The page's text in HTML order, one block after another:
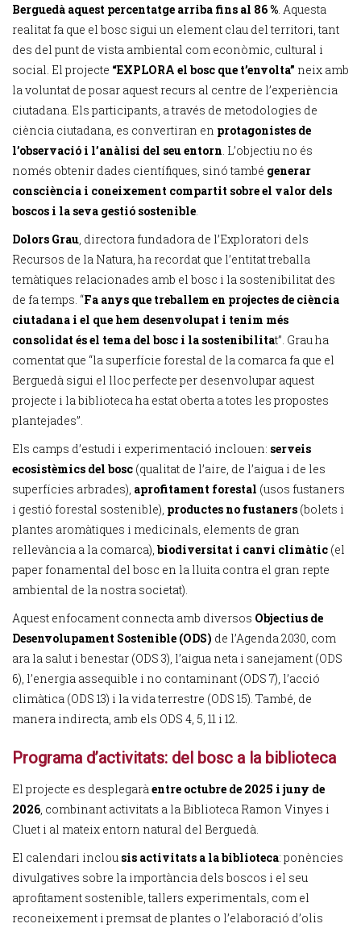
Berguedà aquest percentatge arriba fins al 86 %. Aquesta
realitat fa que el bosc sigui un element clau del territori, tant
des del punt de vista ambiental com econòmic, cultural i
social. El projecte “EXPLORA el bosc que t’envolta” neix amb
la voluntat de posar aquest recurs al centre de l’experiència
ciutadana. Els participants, a través de metodologies de
ciència ciutadana, es convertiran en protagonistes de
l’observació i l’anàlisi del seu entorn. L’objectiu no és
només obtenir dades científiques, sinó també generar
consciència i coneixement compartit sobre el valor dels
boscos i la seva gestió sostenible.
Dolors Grau, directora fundadora de l’Exploratori dels
Recursos de la Natura, ha recordat que l’entitat treballa
temàtiques relacionades amb el bosc i la sostenibilitat des
de fa temps. “Fa anys que treballem en projectes de ciència
ciutadana i el que hem desenvolupat i tenim més
consolidat és el tema del bosc i la sostenibilitat”. Grau ha
comentat que “la superfície forestal de la comarca fa que el
Berguedà sigui el lloc perfecte per desenvolupar aquest
projecte i la biblioteca ha estat oberta a totes les propostes
plantejades”.
Els camps d’estudi i experimentació inclouen: serveis
ecosistèmics del bosc (qualitat de l’aire, de l’aigua i de les
superfícies arbrades), aprofitament forestal (usos fustaners
i gestió forestal sostenible), productes no fustaners (bolets i
plantes aromàtiques i medicinals, elements de gran
rellevància a la comarca), biodiversitat i canvi climàtic (el
paper fonamental del bosc en la lluita contra el gran repte
ambiental de la nostra societat).
Aquest enfocament connecta amb diversos Objectius de
Desenvolupament Sostenible (ODS) de l’Agenda 2030, com
ara la salut i benestar (ODS 3), l’aigua neta i sanejament (ODS
6), l’energia assequible i no contaminant (ODS 7), l’acció
climàtica (ODS 13) i la vida terrestre (ODS 15). També, de
manera indirecta, amb els ODS 4, 5, 11 i 12.
Programa d’activitats: del bosc a la biblioteca
El projecte es desplegaràentre octubre de 2025 i juny de
2026, combinant activitats a la Biblioteca Ramon Vinyes i
Cluet i al mateix entorn natural del Berguedà.
El calendari inclou sis activitats a la biblioteca: ponències
divulgatives sobre la importància dels boscos i el seu
aprofitament sostenible, tallers experimentals, com el
reconeixement i premsat de plantes o l’elaboració d’olis